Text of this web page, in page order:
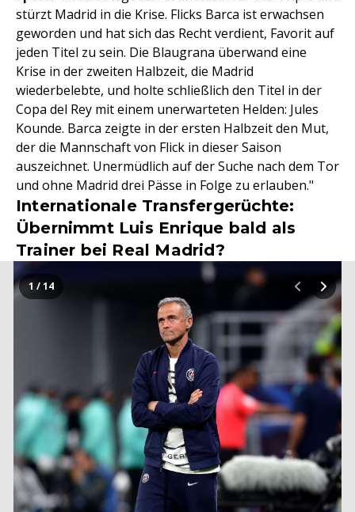
stürzt Madrid in die Krise. Flicks Barca ist erwachsen
geworden und hat sich das Recht verdient, Favorit auf
jeden Titel zu sein. Die Blaugrana überwand eine
Krise in der zweiten Halbzeit, die Madrid
wiederbelebte, und holte schließlich den Titel in der
Copa del Rey mit einem unerwarteten Helden: Jules
Kounde. Barca zeigte in der ersten Halbzeit den Mut,
der die Mannschaft von Flick in dieser Saison
auszeichnet. Unermüdlich auf der Suche nach dem Tor
und ohne Madrid drei Pässe in Folge zu erlauben."
Internationale Transfergerüchte:
Übernimmt Luis Enrique bald als
Trainer bei Real Madrid?
1 / 14